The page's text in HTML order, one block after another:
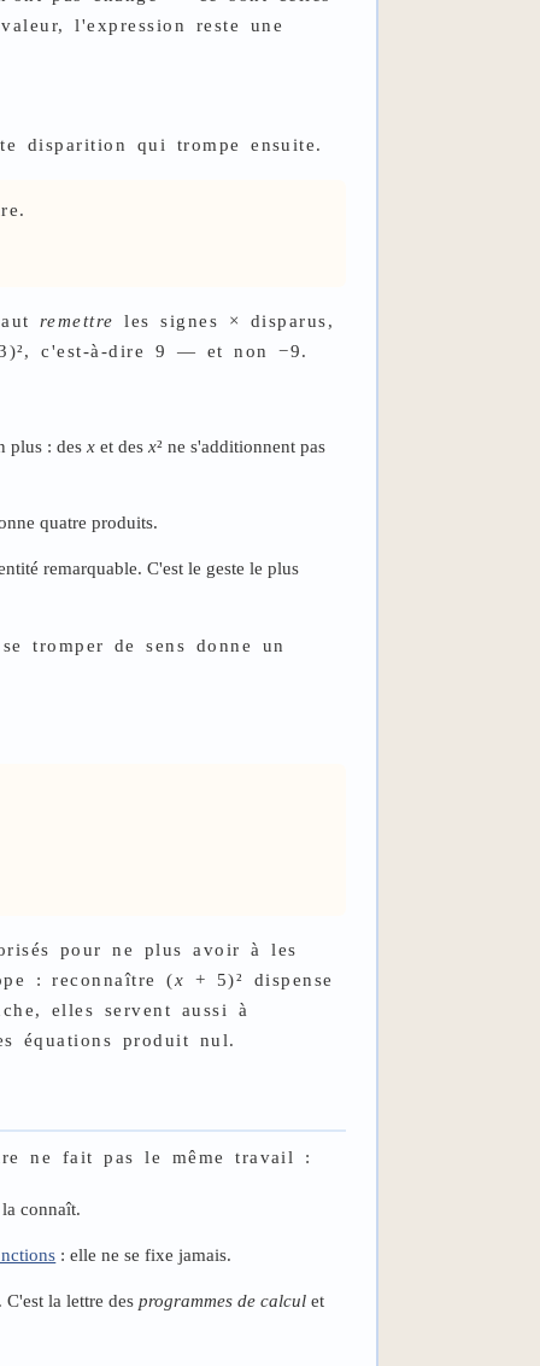
l'expression reste une
disparition qui trompe ensuite.
remettre
les signes × disparus,
c'est-à-dire 9 — et non −9.
plus : desx et desx² ne s'additionnent pas
quatre produits.
remarquable. C'est le geste le plus
tromper de sens donne un
pour ne plus avoir à les
: reconnaître (x + 5)² dispense
elles servent aussi à
équations produit nul.
ne fait pas le même travail :
connaît.
: elle ne se fixe jamais.
C'est la lettre desprogrammes de calcul et